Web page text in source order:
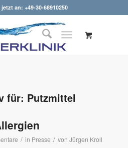
an: +49-30-68910250
für: Putzmittel
/ in Presse / von Jürgen Kroll